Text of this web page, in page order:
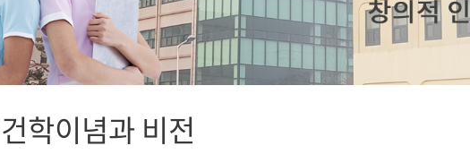
건학이념과 비전